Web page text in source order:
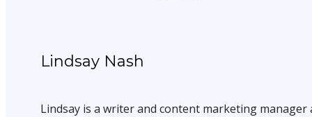
Lindsay Nash
Lindsay is a writer and content marketing manager